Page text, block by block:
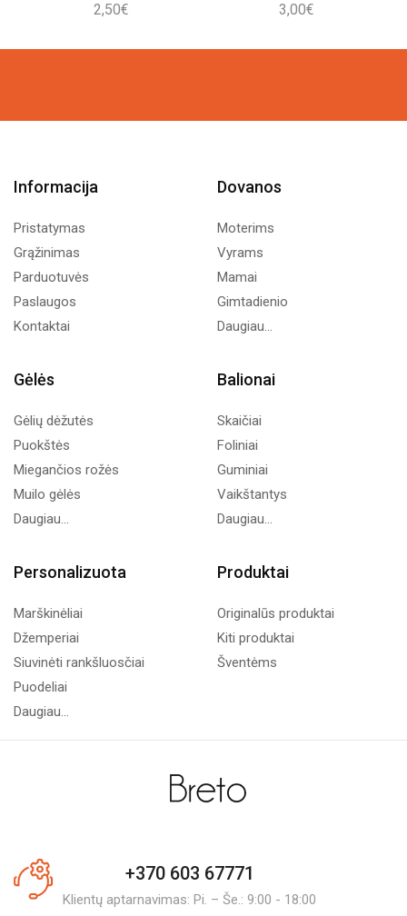
2,50€ 3,00€
Informacija
Pristatymas
Grąžinimas
Parduotuvės
Paslaugos
Kontaktai
Dovanos
Moterims
Vyrams
Mamai
Gimtadienio
Daugiau...
Gėlės
Gėlių dėžutės
Puokštės
Miegančios rožės
Muilo gėlės
Daugiau...
Balionai
Skaičiai
Foliniai
Guminiai
Vaikštantys
Daugiau...
Personalizuota
Marškinėliai
Džemperiai
Siuvinėti rankšluosčiai
Puodeliai
Daugiau...
Produktai
Originalūs produktai
Kiti produktai
Šventėms
+370 603 67771
Klientų aptarnavimas: Pi. – Še.: 9:00 - 18:00